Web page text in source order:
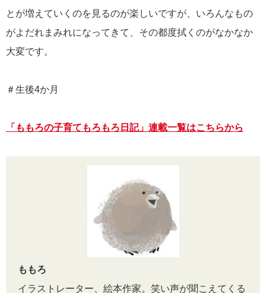
とが増えていくのを見るのが楽しいですが、いろんなもの
がよだれまみれになってきて、その都度拭くのがなかなか
大変です。
＃生後4か月
「ももろの子育てもろもろ日記」連載一覧はこちらから
ももろ
イラストレーター、絵本作家。笑い声が聞こえてくる